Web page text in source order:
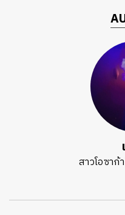
สาวโอซาก้